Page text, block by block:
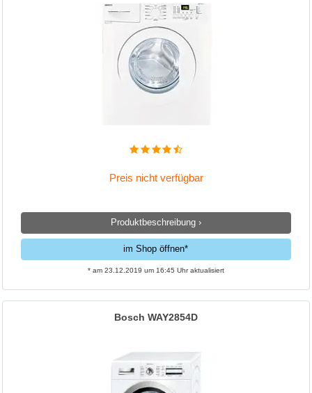
Preis nicht verfügbar
Produktbeschreibung ›
im Shop öffnen*
* am 23.12.2019 um 16:45 Uhr aktualisiert
Bosch WAY2854D